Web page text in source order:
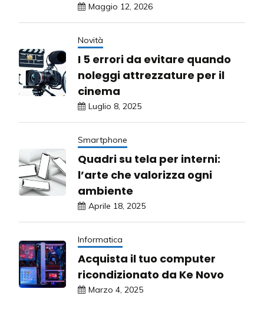
Maggio 12, 2026
Novità
I 5 errori da evitare quando
noleggi attrezzature per il
cinema
Luglio 8, 2025
Smartphone
Quadri su tela per interni:
l’arte che valorizza ogni
ambiente
Aprile 18, 2025
Informatica
Acquista il tuo computer
ricondizionato da Ke Novo
Marzo 4, 2025